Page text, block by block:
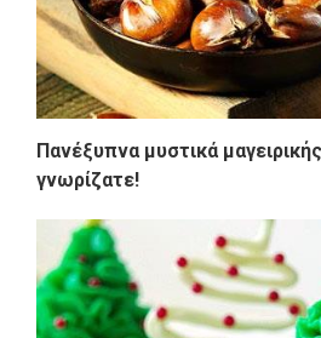
Πανέξυπνα μυστικά
γνωρίζατε!